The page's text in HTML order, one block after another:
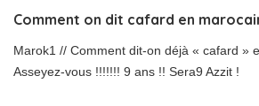
Comment on dit cafard en
Marok1 // Comment dit-on déjà « cafard »
Asseyez-vous !!!!!!! 9 ans !! Sera9 Azzit !